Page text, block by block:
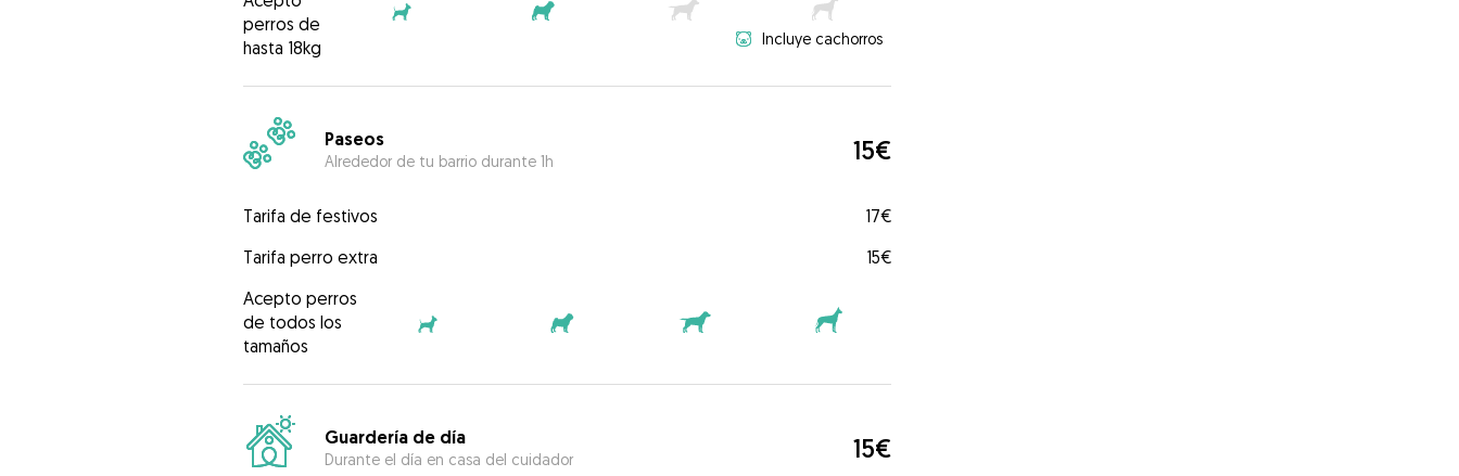
perros de
hasta 18kg
Incluye cachorros
Paseos
Alrededor de tu barrio durante 1h 15€
Tarifa de festivos
17€
Tarifa perro extra
15€
Acepto perros
de todos los
tamaños
Guardería de día
Durante el día en casa del cuidador 15€